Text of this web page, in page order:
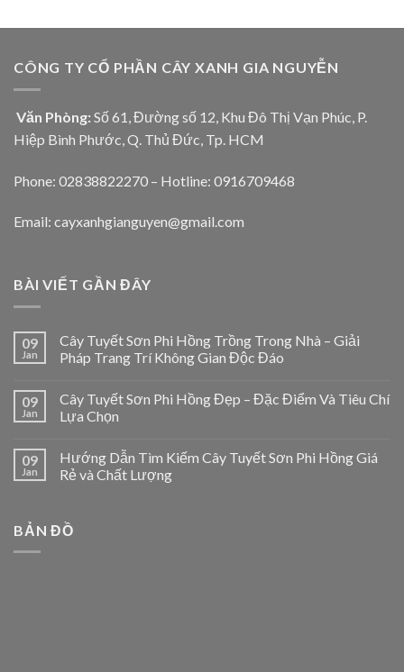
CÔNG TY CỔ PHẦN CÂY XANH GIA NGUYỄN
Văn Phòng: Số 61, Đường số 12, Khu Đô Thị Vạn Phúc, P.
Hiệp Bình Phước, Q. Thủ Đức, Tp. HCM
Phone: 02838822270 – Hotline: 0916709468
Email: cayxanhgianguyen@gmail.com
BÀI VIẾT GẦN ĐÂY
09
Jan
Cây Tuyết Sơn Phi Hồng Trồng Trong Nhà – Giải
Pháp Trang Trí Không Gian Độc Đáo
09
Jan
Cây Tuyết Sơn Phi Hồng Đẹp – Đặc Điểm Và Tiêu Chí
Lựa Chọn
09
Jan
Hướng Dẫn Tìm Kiếm Cây Tuyết Sơn Phi Hồng Giá
Rẻ và Chất Lượng
BẢN ĐỒ